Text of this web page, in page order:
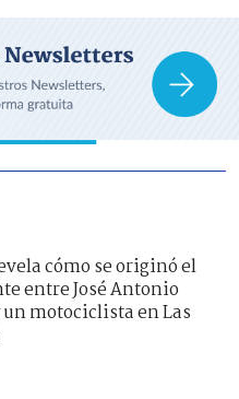
cómo se originó el
entre José Antonio
un motociclista en Las